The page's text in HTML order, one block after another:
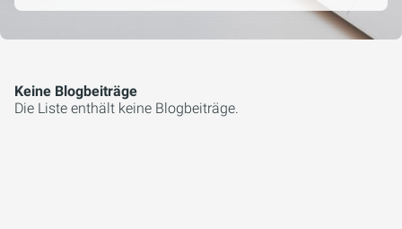
Keine Blogbeiträge
Die Liste enthält keine Blogbeiträge.